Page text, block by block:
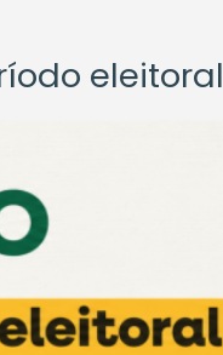
eleitoral